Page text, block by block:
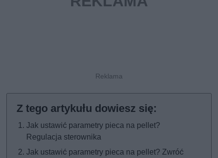
Jak ustawić parametry pieca na pellet?
Regulacja sterownika
Jak ustawić parametry pieca na pellet? Zwróć